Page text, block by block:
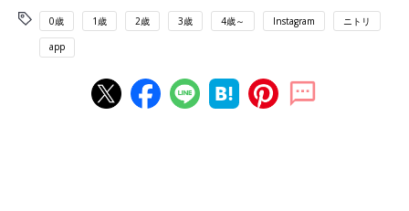
0歳 1歳 2歳 3歳 4歳～ Instagram ニトリ
app